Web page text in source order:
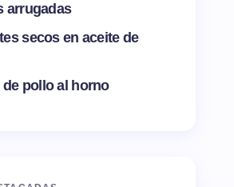
arrugadas
secos en aceite de
pollo al horno